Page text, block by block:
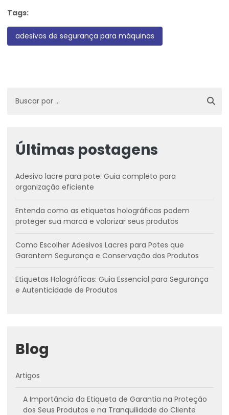
Tags:
adesivos de segurança para máquinas
Últimas postagens
Adesivo lacre para pote: Guia completo para
organização eficiente
Entenda como as etiquetas holográficas podem
proteger sua marca e valorizar seus produtos
Como Escolher Adesivos Lacres para Potes que
Garantem Segurança e Conservação dos Produtos
Etiquetas Holográficas: Guia Essencial para Segurança
e Autenticidade de Produtos
Blog
Artigos
A Importância da Etiqueta de Garantia na Proteção
dos Seus Produtos e na Tranquilidade do Cliente